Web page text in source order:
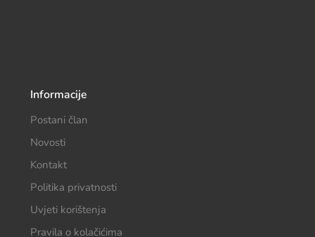
Informacije
Postani član
Novosti
Kontakt
Politika privatnosti
Uvjeti korištenja
Pravila o kolačićima